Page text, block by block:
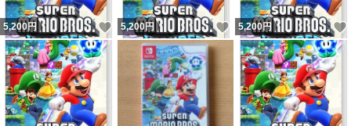
5,200 円 いいね！
5,200 円 いいね！
5,200 円